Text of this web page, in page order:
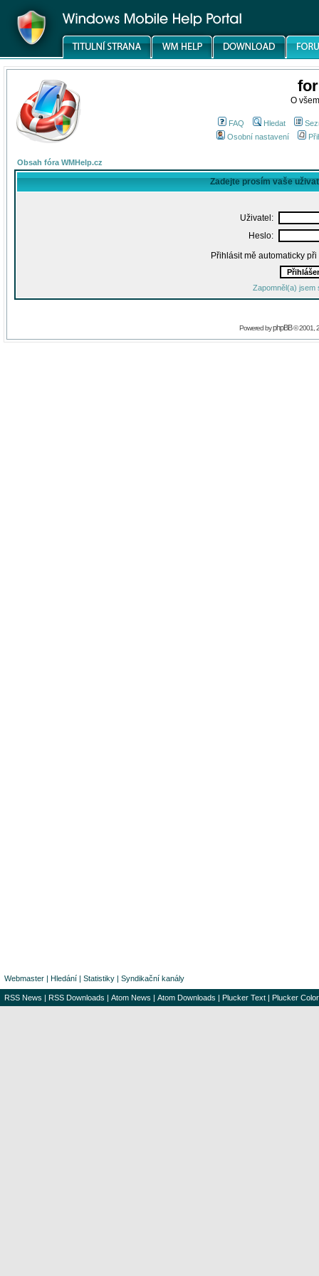
O
FAQ Hledat
Osobní nastavení
Obsah fóra WMHelp.cz
Zadejte prosím vaše
Uživatel:
Heslo:
Přihlásit mě automaticky
Zapomněl(a) jsem
Powered byphpBB© 2001,
Webmaster | Hledání | Statistiky | Syndikační kanály
RSS News | RSS Downloads | Atom News | Atom Downloads | Plucker Text | Plucker Color